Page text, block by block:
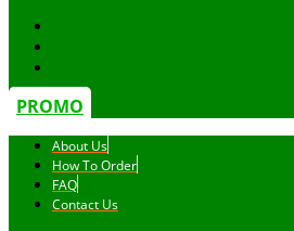
PROMO
About Us
How To Order
FAQ
Contact Us